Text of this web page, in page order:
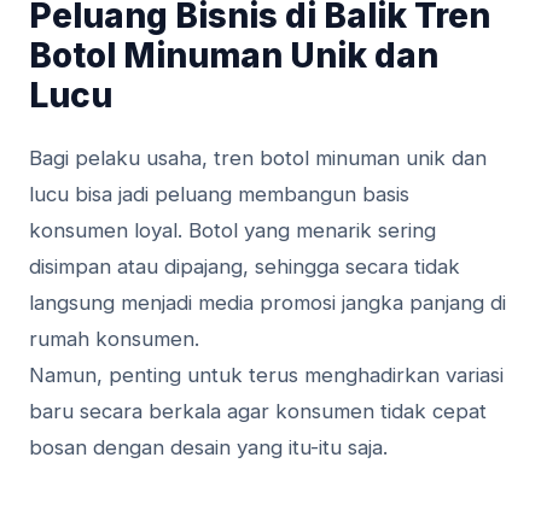
Peluang Bisnis di Balik Tren
Botol Minuman Unik dan
Lucu
Bagi pelaku usaha, tren botol minuman unik dan
lucu bisa jadi peluang membangun basis
konsumen loyal. Botol yang menarik sering
disimpan atau dipajang, sehingga secara tidak
langsung menjadi media promosi jangka panjang di
rumah konsumen.
Namun, penting untuk terus menghadirkan variasi
baru secara berkala agar konsumen tidak cepat
bosan dengan desain yang itu-itu saja.